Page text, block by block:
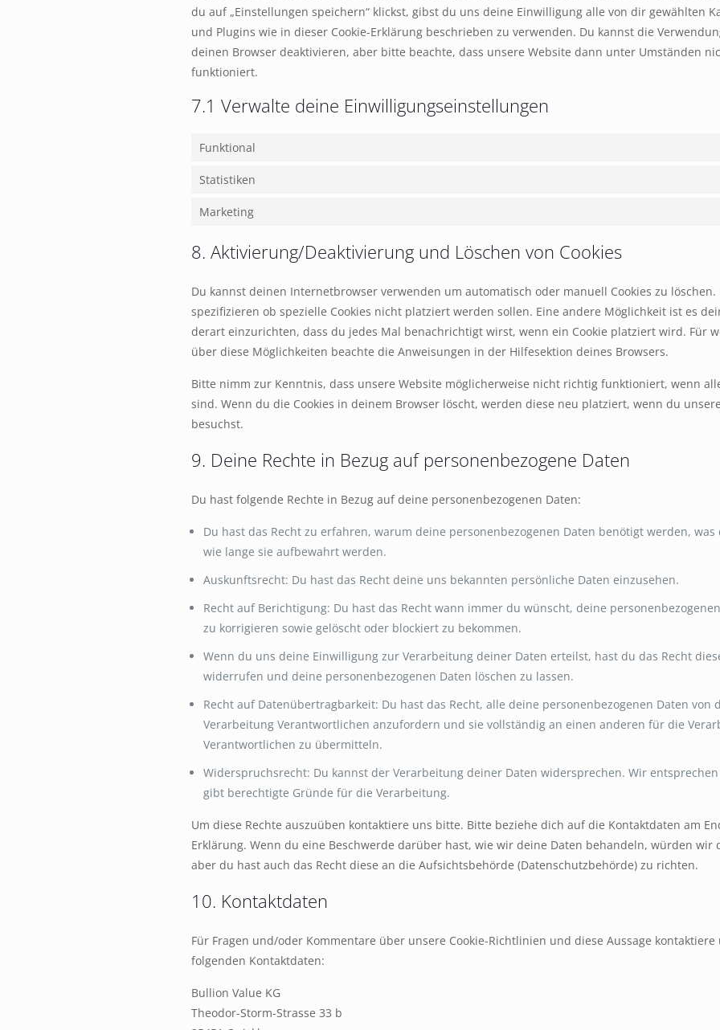
du auf „Einstellungen speichern“ klickst, gibst du uns deine Einwilligung alle von dir gewählten
und Plugins wie in dieser Cookie-Erklärung beschrieben zu verwenden. Du kannst die
deinen Browser deaktivieren, aber bitte beachte, dass unsere Website dann unter Umständen
funktioniert.
7.1 Verwalte deine Einwilligungseinstellungen
Funktional
Statistiken
Marketing
8. Aktivierung/Deaktivierung und Löschen von Cookies
Du kannst deinen Internetbrowser verwenden um automatisch oder manuell Cookies zu
spezifizieren ob spezielle Cookies nicht platziert werden sollen. Eine andere Möglichkeit ist es
derart einzurichten, dass du jedes Mal benachrichtigt wirst, wenn ein Cookie platziert wird. Für
über diese Möglichkeiten beachte die Anweisungen in der Hilfesektion deines Browsers.
Bitte nimm zur Kenntnis, dass unsere Website möglicherweise nicht richtig funktioniert, wenn
sind. Wenn du die Cookies in deinem Browser löscht, werden diese neu platziert, wenn du
besuchst.
9. Deine Rechte in Bezug auf personenbezogene Daten
Du hast folgende Rechte in Bezug auf deine personenbezogenen Daten:
Du hast das Recht zu erfahren, warum deine personenbezogenen Daten benötigt werden,
wie lange sie aufbewahrt werden.
Auskunftsrecht: Du hast das Recht deine uns bekannten persönliche Daten einzusehen.
Recht auf Berichtigung: Du hast das Recht wann immer du wünscht, deine
zu korrigieren sowie gelöscht oder blockiert zu bekommen.
Wenn du uns deine Einwilligung zur Verarbeitung deiner Daten erteilst, hast du das Recht
widerrufen und deine personenbezogenen Daten löschen zu lassen.
Recht auf Datenübertragbarkeit: Du hast das Recht, alle deine personenbezogenen Daten von
Verarbeitung Verantwortlichen anzufordern und sie vollständig an einen anderen für die
Verantwortlichen zu übermitteln.
Widerspruchsrecht: Du kannst der Verarbeitung deiner Daten widersprechen. Wir
gibt berechtigte Gründe für die Verarbeitung.
Um diese Rechte auszuüben kontaktiere uns bitte. Bitte beziehe dich auf die Kontaktdaten am
Erklärung. Wenn du eine Beschwerde darüber hast, wie wir deine Daten behandeln, würden wir
aber du hast auch das Recht diese an die Aufsichtsbehörde (Datenschutzbehörde) zu richten.
10. Kontaktdaten
Für Fragen und/oder Kommentare über unsere Cookie-Richtlinien und diese Aussage
folgenden Kontaktdaten:
Bullion Value KG
Theodor-Storm-Strasse 33 b